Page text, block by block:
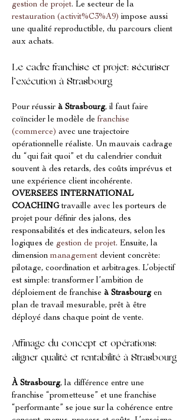
gestion de projet. Le secteur de la
restauration (activit%C3%A9) impose aussi
une qualité reproductible, du parcours client
aux achats.
Le cadre franchise et projet: sécuriser
l’exécution à Strasbourg
Pour réussir à Strasbourg, il faut faire
coïncider le modèle de franchise
(commerce) avec une trajectoire
opérationnelle réaliste. Un mauvais cadrage
du “qui fait quoi” et du calendrier conduit
souvent à des retards, des coûts imprévus et
une expérience client incohérente.
OVERSEES INTERNATIONAL
COACHING travaille avec les porteurs de
projet pour définir des jalons, des
responsabilités et des indicateurs, selon les
logiques de gestion de projet. Ensuite, la
dimension management devient concrète:
pilotage, coordination et arbitrages. L’objectif
est simple: transformer l’ambition de
déploiement de franchise à Strasbourg en
plan de travail mesurable, prêt à être
déployé dans chaque point de vente.
Affinage du concept et opérations:
aligner qualité et rentabilité à Strasbourg
À Strasbourg, la différence entre une
franchise “prometteuse” et une franchise
“performante” se joue sur la cohérence entre